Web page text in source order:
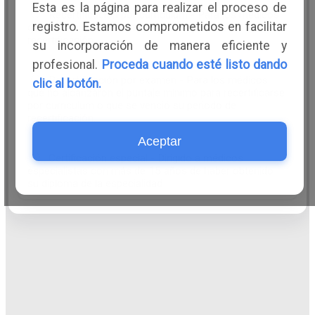
Recertificación por curriculum - Para los médicos
que cuentan con el puntaje mínimo para su
recertificación.
Recertificación por examen - Para los médicos
Certificación especial - Dirigido a médicos
Esta es la página para realizar el proceso de
registro. Estamos comprometidos en facilitar
su incorporación de manera eficiente y
profesional. Proceda cuando esté listo dando
clic al botón.
Aceptar